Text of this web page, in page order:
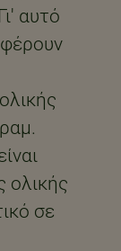
αυτό
ολικής
σε